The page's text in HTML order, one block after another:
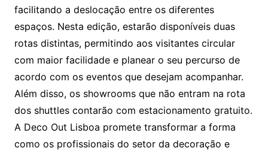
facilitando a deslocação entre os diferentes
espaços. Nesta edição, estarão disponíveis duas
rotas distintas, permitindo aos visitantes circular
com maior facilidade e planear o seu percurso de
acordo com os eventos que desejam acompanhar.
Além disso, os showrooms que não entram na rota
dos shuttles contarão com estacionamento gratuito.
A Deco Out Lisboa promete transformar a forma
como os profissionais do setor da decoração e